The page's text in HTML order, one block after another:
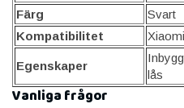
Färg
Svart
Kompatibilitet
Egenskaper
lås
Vanliga frågor